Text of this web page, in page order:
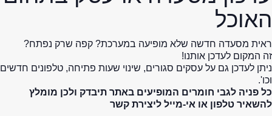
האוכל
ראית מסעדה חדשה שלא מופיעה במערכת? קפה שרק נפתח?
זה המקום לעדכן אותנו!
ניתן לעדכן גם על עסקים סגורים, שינוי שעות פתיחה, טלפונים חדשים
וכו'.
כל פניה לגבי חומרים המופיעים באתר תיבדק ולכן מומלץ
להשאיר טלפון או אי-מייל ליצירת קשר